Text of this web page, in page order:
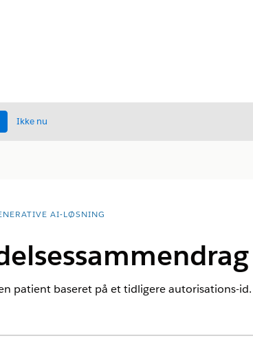
Ikke nu
AI-LØSNING
patient baseret på et tidligere autorisations-id.